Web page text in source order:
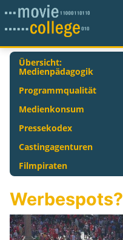
Übersicht:
Medienpädagogik
Programmqualität
Medienkonsum
Pressekodex
Castingagenturen
Filmpiraten
Werbespots?